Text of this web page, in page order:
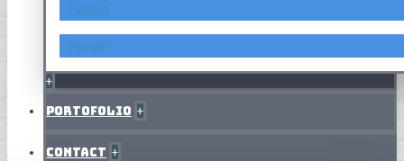
Holden
Honda
+
Portofolio +
Contact +